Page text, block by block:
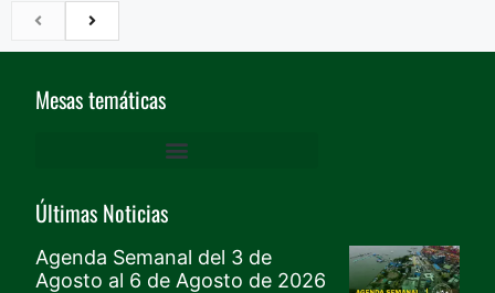
Mesas temáticas
Últimas Noticias
Agenda Semanal del 3 de
Agosto al 6 de Agosto de 2026